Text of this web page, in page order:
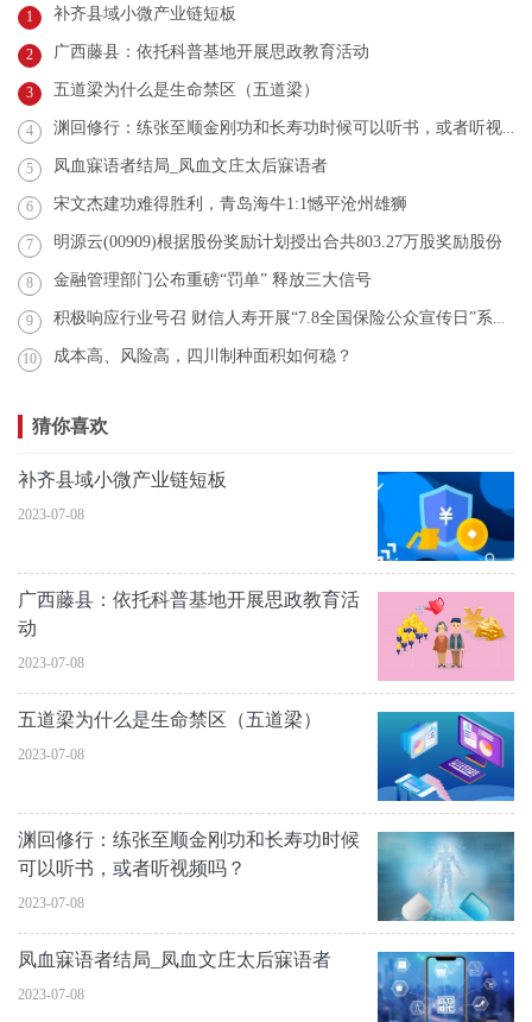
1 补齐县域小微产业链短板
2 广西藤县：依托科普基地开展思政教育活动
3 五道梁为什么是生命禁区（五道梁）
4 渊回修行：练张至顺金刚功和长寿功时候可以听书，或者听视频吗？
5 凤血寐语者结局_凤血文庄太后寐语者
6 宋文杰建功难得胜利，青岛海牛1:1憾平沧州雄狮
7 明源云(00909)根据股份奖励计划授出合共803.27万股奖励股份
8 金融管理部门公布重磅“罚单” 释放三大信号
9 积极响应行业号召 财信人寿开展“7.8全国保险公众宣传日”系列活动
10 成本高、风险高，四川制种面积如何稳？
猜你喜欢
补齐县域小微产业链短板
2023-07-08
广西藤县：依托科普基地开展思政教育活
动
2023-07-08
五道梁为什么是生命禁区（五道梁）
2023-07-08
渊回修行：练张至顺金刚功和长寿功时候
可以听书，或者听视频吗？
2023-07-08
凤血寐语者结局_凤血文庄太后寐语者
2023-07-08